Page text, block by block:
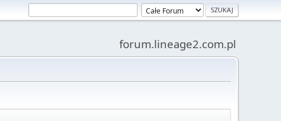
forum.lineage2.com.pl